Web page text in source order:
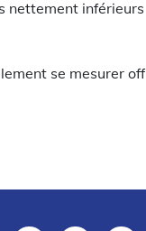
nettement inférieurs
se mesurer off